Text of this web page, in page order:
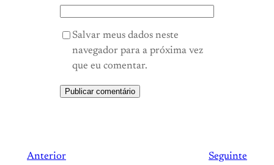
Salvar meus dados neste
navegador para a próxima vez
que eu comentar.
Anterior Seguinte